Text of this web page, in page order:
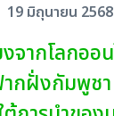
19 มิถุนายน
งจากโลกอ
กฝั่งกัมพูชา